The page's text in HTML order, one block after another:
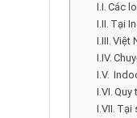
Các
Tại
Việt
Quy
Tại